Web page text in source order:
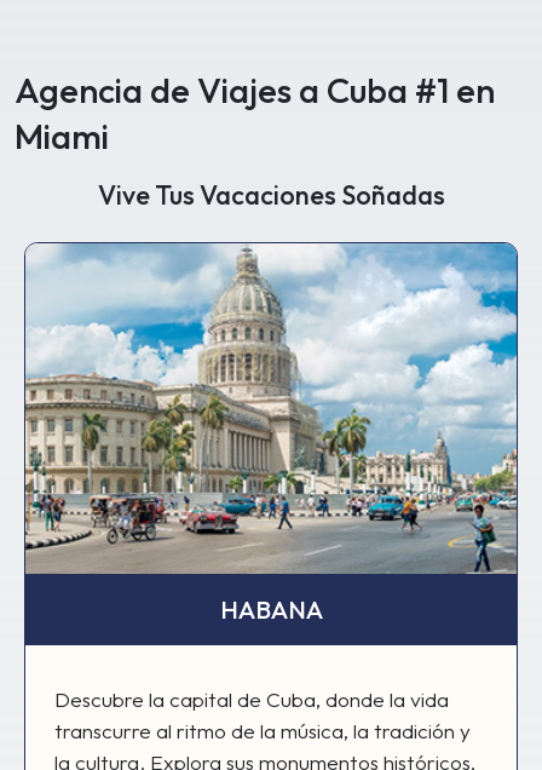
Agencia de Viajes a Cuba #1 en
Miami
Vive Tus Vacaciones Soñadas
HABANA
Descubre la capital de Cuba, donde la vida
transcurre al ritmo de la música, la tradición y
la cultura. Explora sus monumentos históricos,